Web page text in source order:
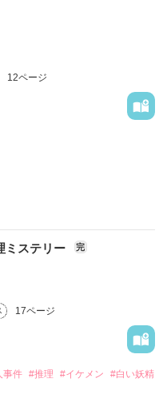
12ページ
ミステリー 完
17ページ
事件 #推理 #イケメン
#白い妖精